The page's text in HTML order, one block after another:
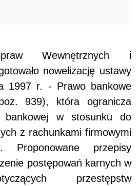
Wewnętrznych i
nowelizację ustawy
1997 r. - Prawo bankowe
939), która ogranicza
bankowej w stosunku do
z rachunkami firmowymi
Proponowane przepisy
postępowań karnych w
przestępstw